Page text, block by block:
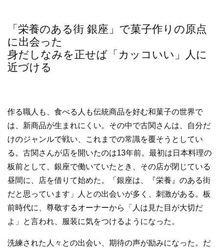
「栄養のある街 銀座」で菓子作りの原点
に出会った
身だしなみを正せば「カッコいい」人に
近づける
作る職人も、食べる人も伝統商品を好む和菓子の世界で
は、新商品が生まれにくい。その中で古関さんは、自分だ
けのジャンルで戦い、これまでの常識を覆そうとしてい
る。古関さんが店を開いたのは13年前。最初は日本料理の
板前として、銀座で働いていたとき、その店が閉じている
昼間に、店を借りて始めた。「銀座は、『栄養』のある街
だと思っています」人との出会いが多く、刺激がある。板
前時代に、尊敬するオーナーから「人は見た目が大切だ
よ」と言われ、服装に気をつけるようになった。
洗練された人々との出会い、期待の声が励みになった。だ